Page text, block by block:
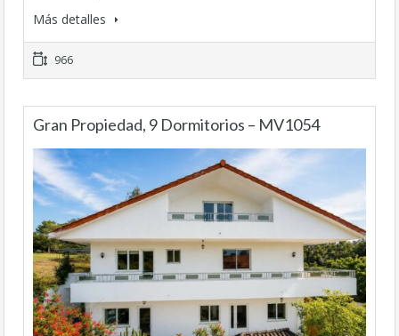
Más detalles
966
Gran Propiedad, 9 Dormitorios – MV1054